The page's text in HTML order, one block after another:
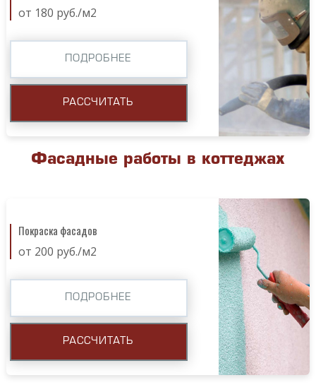
от 180 руб./м2
ПОДРОБНЕЕ
РАССЧИТАТЬ
Фасадные работы в коттеджах
Покраска фасадов
от 200 руб./м2
ПОДРОБНЕЕ
РАССЧИТАТЬ